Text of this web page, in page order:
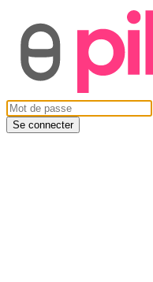
Se connecter